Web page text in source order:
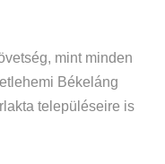
mint minden
Békeláng
településeire is